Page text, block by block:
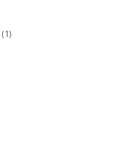
(1)